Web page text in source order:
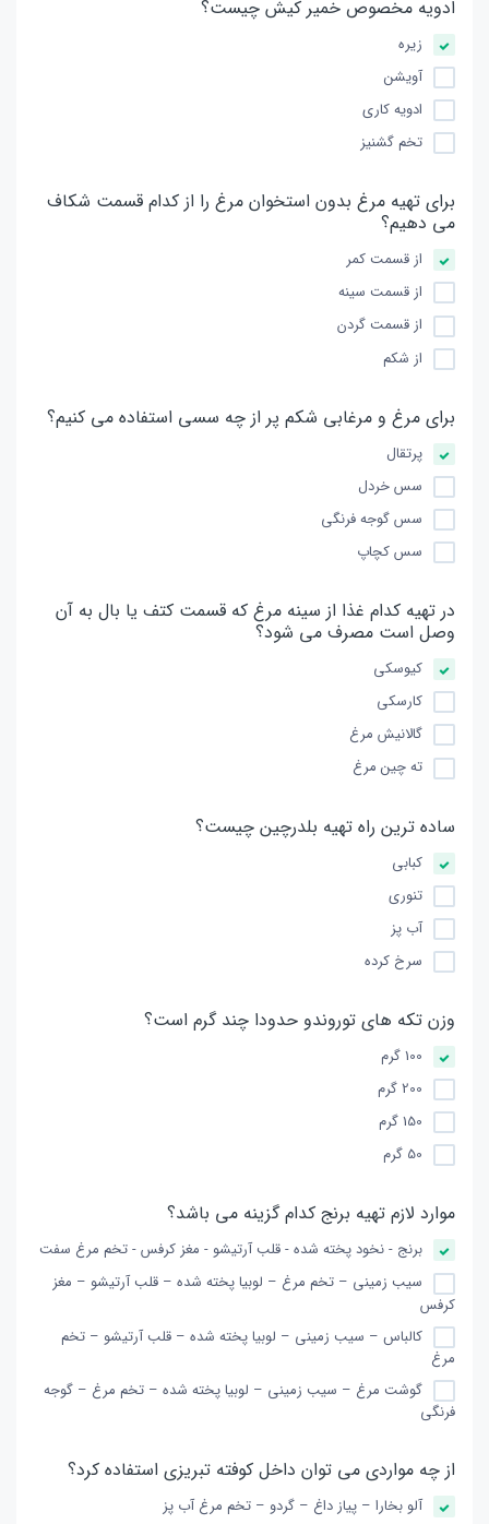
ادویه مخصوص خمیر کیش چیست؟
زیره
آویشن
ادویه کاری
تخم گشنیز
برای تهیه مرغ بدون استخوان مرغ را از کدام قسمت شکاف
می دهیم؟
از قسمت کمر
از قسمت سینه
از قسمت گردن
از شکم
برای مرغ و مرغابی شکم پر از چه سسی استفاده می کنیم؟
پرتقال
سس خردل
سس گوجه فرنگی
سس کچاپ
در تهیه کدام غذا از سینه مرغ که قسمت کتف یا بال به آن
وصل است مصرف می شود؟
کیوسکی
کارسکی
گالانیش مرغ
ته چین مرغ
ساده ترین راه تهیه بلدرچین چیست؟
کبابی
تنوری
آب پز
سرخ کرده
وزن تکه های توروندو حدودا چند گرم است؟
100 گرم
200 گرم
150 گرم
50 گرم
موارد لازم تهیه برنج کدام گزینه می باشد؟
برنج - نخود پخته شده - قلب آرتیشو - مغز کرفس - تخم مرغ سفت
سیب زمینی – تخم مرغ – لوبیا پخته شده – قلب آرتیشو – مغز
کرفس
کالباس – سیب زمینی – لوبیا پخته شده – قلب آرتیشو – تخم
مرغ
گوشت مرغ – سیب زمینی – لوبیا پخته شده – تخم مرغ – گوجه
فرنگی
از چه مواردی می توان داخل کوفته تبریزی استفاده کرد؟
آلو بخارا – پیاز داغ – گردو – تخم مرغ آب پز